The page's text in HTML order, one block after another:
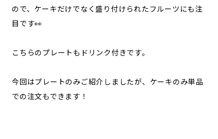
ので、ケーキだけでなく盛り付けられたフルーツにも注
目です👀
こちらのプレートもドリンク付きです。
今回はプレートのみご紹介しましたが、ケーキのみ単品
での注文もできます！